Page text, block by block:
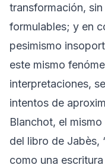
transformación,
formulables; y en
pesimismo
este mismo
interpretaciones,
intentos de
Blanchot, el
del libro de Jabès,
como una